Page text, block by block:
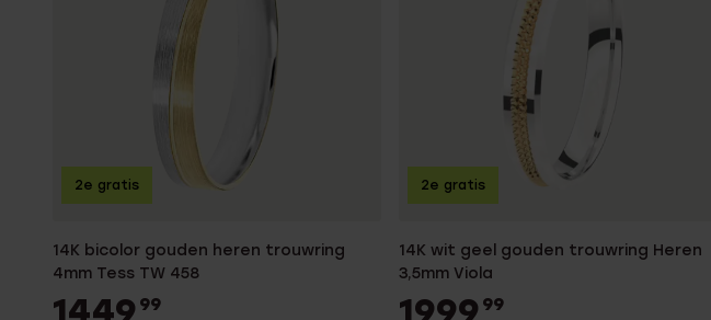
14K bicolor gouden heren trouwring
4mm Tess TW 458
1449 99
2e gratis
14K wit geel gouden trouwring Heren
3,5mm Viola
1999 99
2e gratis